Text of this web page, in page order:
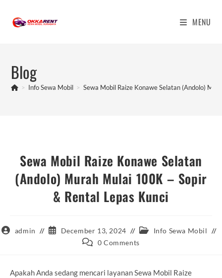
content
MENU
Blog
> Info Sewa Mobil > Sewa Mobil Raize Konawe Selatan (Andolo)
Sewa Mobil Raize Konawe Selatan
(Andolo) Murah Mulai 100K – Sopir
& Rental Lepas Kunci
Postadmin
Post
published:
December 13, 2024
Post Info Sewa Mobil
Post 0 Comments
Apakah Anda sedang mencari layanan Sewa Mobil Raize